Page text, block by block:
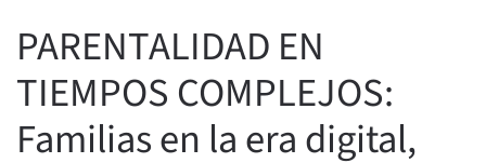
PARENTALIDAD EN
TIEMPOS COMPLEJOS:
Familias en la era digital,